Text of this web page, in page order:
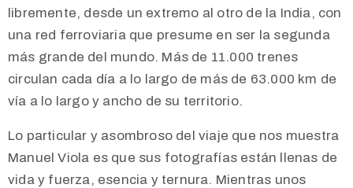
libremente, desde un extremo al otro de la India, con
una red ferroviaria que presume en ser la segunda
más grande del mundo. Más de 11.000 trenes
circulan cada día a lo largo de más de 63.000 km de
vía a lo largo y ancho de su territorio.
Lo particular y asombroso del viaje que nos muestra
Manuel Viola es que sus fotografías están llenas de
vida y fuerza, esencia y ternura. Mientras unos